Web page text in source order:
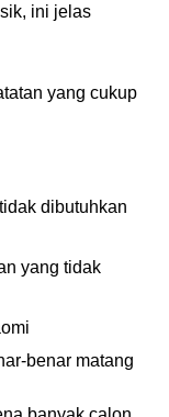
ini jelas
yang cukup
dibutuhkan
yang tidak
benar matang